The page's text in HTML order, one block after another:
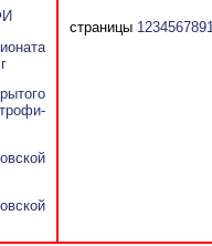
страницы 1 23456789